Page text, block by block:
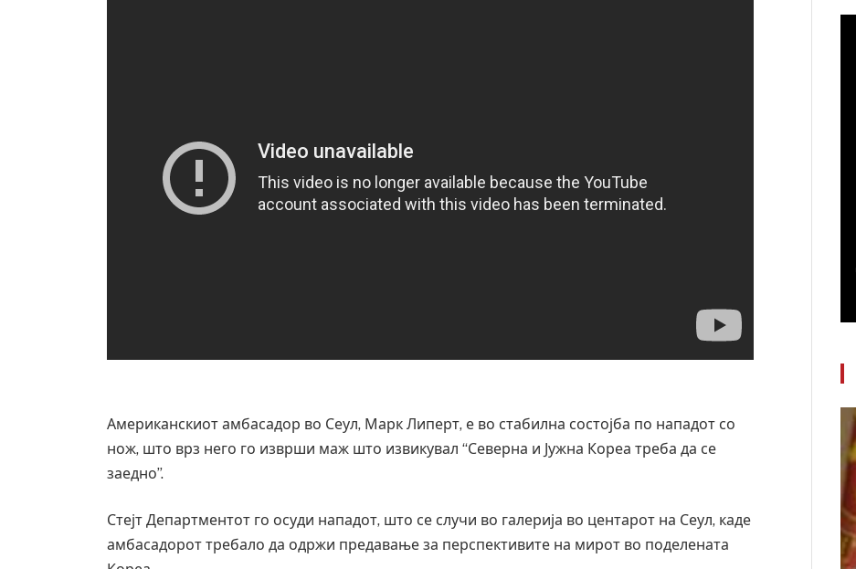
Американскиот амбасадор во Сеул, Марк Липерт, е во стабилна состојба по нападот со
нож, што врз него го изврши маж што извикувал “Северна и Јужна Кореа треба да се
заедно”.
Стејт Департментот го осуди нападот, што се случи во галерија во центарот на Сеул, каде
амбасадорот требало да одржи предавање за перспективите на мирот во поделената